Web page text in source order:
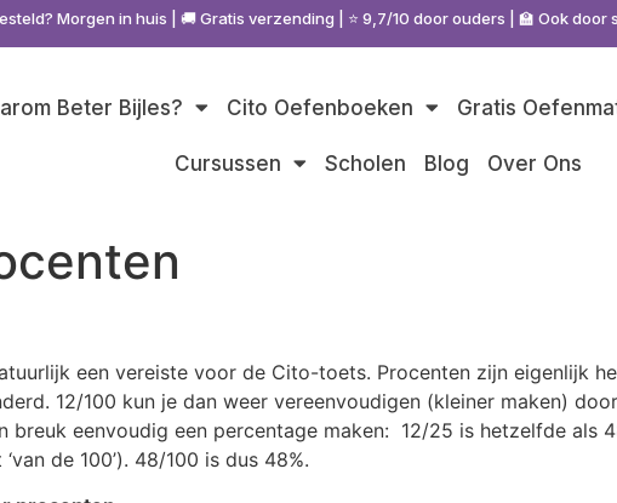
Morgen in huis | 🚚 Gratis verzending | ⭐ 9,7/10 door ouders | 🏫 Ook door
Beter Bijles? Cito Oefenboeken Gratis
Cursussen Scholen Blog Over Ons
een vereiste voor de Cito-toets. Procenten zijn eigenlijk
12/100 kun je dan weer vereenvoudigen (kleiner maken)
breuk eenvoudig een percentage maken: 12/25 is hetzelfde als
de 100’). 48/100 is dus 48%.